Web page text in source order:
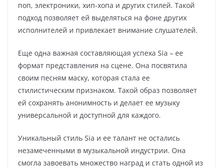
поп, электроники, хип-хопа и других стилей. Такой
подход позволяет ей выделяться на фоне других
исполнителей и привлекает внимание слушателей.
Еще одна важная составляющая успеха Sia – ее
формат представления на сцене. Она посвятила
своим песням маску, которая стала ее
стилистическим признаком. Такой образ позволяет
ей сохранять анонимность и делает ее музыку
универсальной и доступной для каждого.
Уникальный стиль Sia и ее талант не остались
незамеченными в музыкальной индустрии. Она
смогла завоевать множество наград и стать одной из